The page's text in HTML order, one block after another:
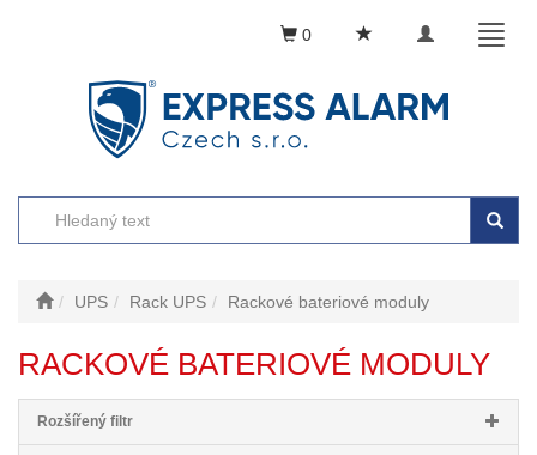
Toggle
0
UPS Rack UPS Rackové bateriové moduly
RACKOVÉ BATERIOVÉ MODULY
Rozšířený filtr